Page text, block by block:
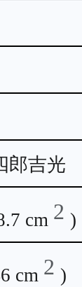
郎吉光
cm 2 )
cm 2 )